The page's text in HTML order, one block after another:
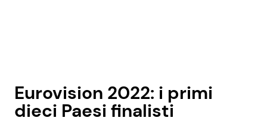
Eurovision 2022: i primi
dieci Paesi finalisti